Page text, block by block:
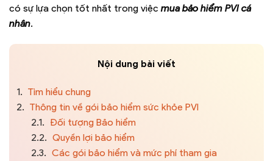
có sự lựa chọn tốt nhất trong việc mua bảo hiểm PVI cá
nhân.
Nội dung bài viết
1. Tìm hiểu chung
2. Thông tin về gói bảo hiểm sức khỏe PVI
2.1. Đối tượng Bảo hiểm
2.2. Quyền lợi bảo hiểm
2.3. Các gói bảo hiểm và mức phí tham gia